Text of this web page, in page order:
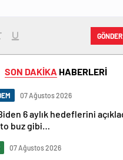
GÖNDER
SON DAKİKA HABERLERİ
07 Ağustos 2026
6 aylık hedeflerini
buz gibi…
07 Ağustos 2026